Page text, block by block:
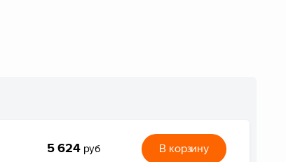
5 624 руб В корзину